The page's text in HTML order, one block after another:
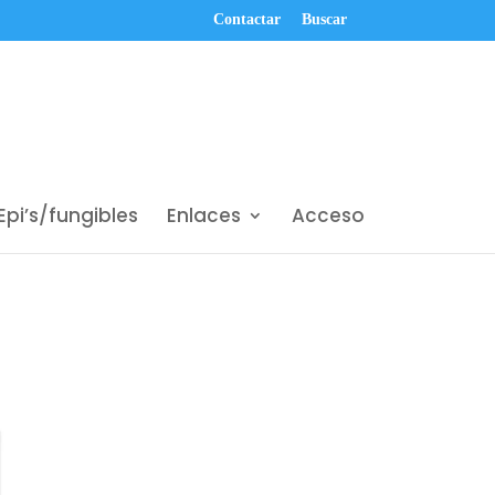
Contactar Buscar
fungibles Enlaces Acceso